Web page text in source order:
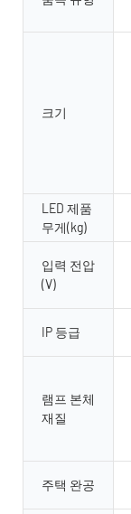
크기
LED 제품
무게(kg)
입력 전압
(V)
IP 등급
램프 본체
재질
주택 완공